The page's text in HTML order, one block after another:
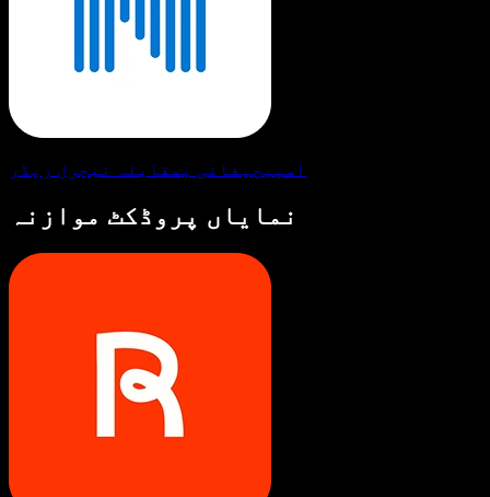
اسپیچیفائی بمقابلہ نیچرل ریڈر
نمایاں پروڈکٹ موازنہ